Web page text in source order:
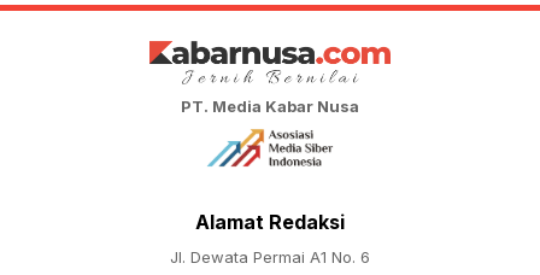
PT. Media Kabar Nusa
Alamat Redaksi
Jl. Dewata Permai A1 No. 6